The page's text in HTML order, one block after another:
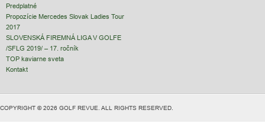
Predplatné
Propozície Mercedes Slovak Ladies Tour
2017
SLOVENSKÁ FIREMNÁ LIGA V GOLFE
/SFLG 2019/ – 17. ročník
TOP kaviarne sveta
Kontakt
COPYRIGHT © 2026 GOLF REVUE. ALL RIGHTS RESERVED.